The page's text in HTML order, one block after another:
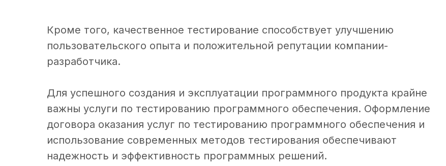
Кроме того, качественное тестирование способствует улучшению
пользовательского опыта и положительной репутации компании-
разработчика.
Для успешного создания и эксплуатации программного продукта крайне
важны услуги по тестированию программного обеспечения. Оформление
договора оказания услуг по тестированию программного обеспечения и
использование современных методов тестирования обеспечивают
надежность и эффективность программных решений.